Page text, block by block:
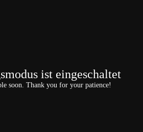
ist eingeschaltet
soon. Thank you for your patience!